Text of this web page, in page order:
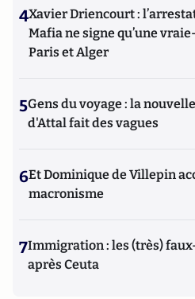
4Xavier Driencourt :
Mafia ne signe qu’une
Paris et Alger
5Gens du voyage : la
d'Attal fait des vagues
6Et Dominique de Villepin
macronisme
7Immigration : les (très)
après Ceuta